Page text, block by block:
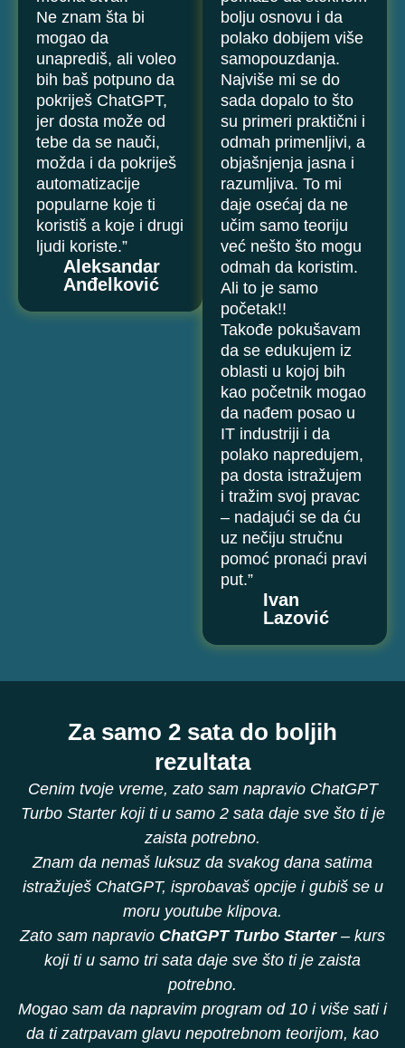
Ne znam šta bi
mogao da
unaprediš, ali voleo
bih baš potpuno da
pokriješ ChatGPT,
jer dosta može od
tebe da se nauči,
možda i da pokriješ
automatizacije
popularne koje ti
koristiš a koje i drugi
ljudi koriste.”
Aleksandar
Anđelković
bolju osnovu i da
polako dobijem više
samopouzdanja.
Najviše mi se do
sada dopalo to što
su primeri praktični i
odmah primenljivi, a
objašnjenja jasna i
razumljiva. To mi
daje osećaj da ne
učim samo teoriju
već nešto što mogu
odmah da koristim.
Ali to je samo
početak!!
Takođe pokušavam
da se edukujem iz
oblasti u kojoj bih
kao početnik mogao
da nađem posao u
IT industriji i da
polako napredujem,
pa dosta istražujem
i tražim svoj pravac
– nadajući se da ću
uz nečiju stručnu
pomoć pronaći pravi
put.”
Ivan
Lazović
Za samo 2 sata do boljih
rezultata
Cenim tvoje vreme, zato sam napravio ChatGPT
Turbo Starter koji ti u samo 2 sata daje sve što ti je
zaista potrebno.
Znam da nemaš luksuz da svakog dana satima
istražuješ ChatGPT, isprobavaš opcije i gubiš se u
moru youtube klipova.
Zato sam napravio ChatGPT Turbo Starter– kurs
koji ti u samo tri sata daje sve što ti je zaista
potrebno.
Mogao sam da napravim program od 10 i više sati i
da ti zatrpavam glavu nepotrebnom teorijom, kao